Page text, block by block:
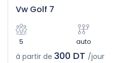
Vw Golf 7
5 auto
à partir de 300 DT /jour